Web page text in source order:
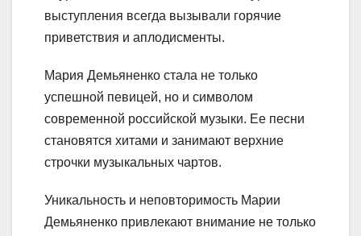
выступления всегда вызывали горячие
приветствия и аплодисменты.
Мария Демьяненко стала не только
успешной певицей, но и символом
современной российской музыки. Ее песни
становятся хитами и занимают верхние
строчки музыкальных чартов.
Уникальность и неповторимость Марии
Демьяненко привлекают внимание не только